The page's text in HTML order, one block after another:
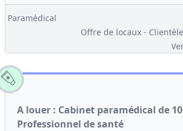
Paramédical
Offre de locaux - Clientèle
A louer : Cabinet paramédical de
Professionnel de santé